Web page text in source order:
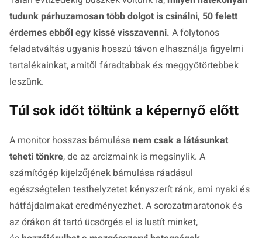
tudunk párhuzamosan több dolgot is csinálni, 50 felett
érdemes ebből egy kissé visszavenni. A folytonos
feladatváltás ugyanis hosszú távon elhasználja figyelmi
tartalékainkat, amitől fáradtabbak és meggyötörtebbek
leszünk.
Túl sok időt töltünk a képernyő előtt
A monitor hosszas bámulása nem csak a látásunkat
teheti tönkre, de az arcizmaink is megsínylik. A
számítógép kijelzőjének bámulása ráadásul
egészségtelen testhelyzetet kényszerít ránk, ami nyaki és
hátfájdalmakat eredményezhet. A sorozatmaratonok és
az órákon át tartó ücsörgés el is lustít minket,